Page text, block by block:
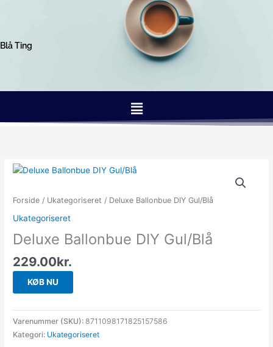
Blå Ting
Menu
Forside / Ukategoriseret / Deluxe Ballonbue DIY Gul/Blå
Ukategoriseret
Deluxe Ballonbue DIY Gul/Blå
229.00kr.
KØB NU
Varenummer (SKU):8711098171825157586
Kategori: Ukategoriseret